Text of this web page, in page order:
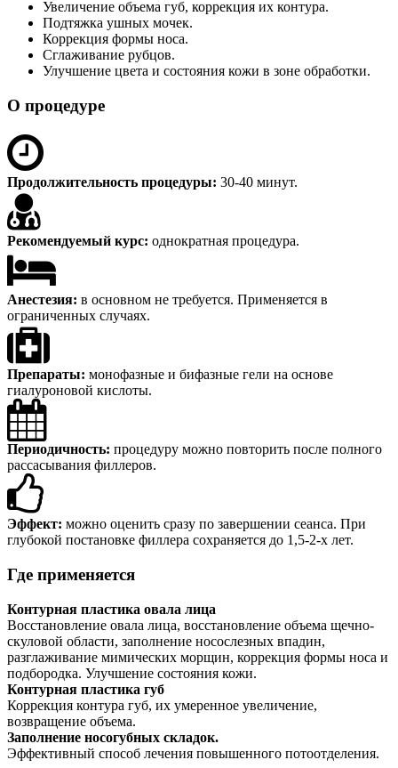
Увеличение объема губ, коррекция их контура.
Подтяжка ушных мочек.
Коррекция формы носа.
Сглаживание рубцов.
Улучшение цвета и состояния кожи в зоне обработки.
О процедуре
Продолжительность процедуры: 30-40 минут.
Рекомендуемый курс: однократная процедура.
Анестезия: в основном не требуется. Применяется в
ограниченных случаях.
Препараты: монофазные и бифазные гели на основе
гиалуроновой кислоты.
Периодичность: процедуру можно повторить после полного
рассасывания филлеров.
Эффект: можно оценить сразу по завершении сеанса. При
глубокой постановке филлера сохраняется до 1,5-2-х лет.
Где применяется
Контурная пластика овала лица
Восстановление овала лица, восстановление объема щечно-
скуловой области, заполнение носослезных впадин,
разглаживание мимических морщин, коррекция формы носа и
подбородка. Улучшение состояния кожи.
Контурная пластика губ
Коррекция контура губ, их умеренное увеличение,
возвращение объема.
Заполнение носогубных складок.
Эффективный способ лечения повышенного потоотделения.